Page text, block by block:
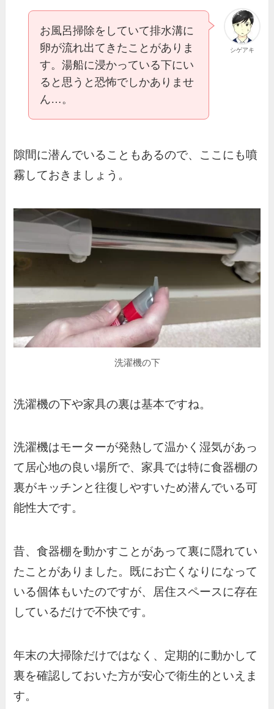
シゲアキ
お風呂掃除をしていて排水溝に
卵が流れ出てきたことがありま
す。湯船に浸かっている下にい
ると思うと恐怖でしかありませ
ん…。
隙間に潜んでいることもあるので、ここにも噴
霧しておきましょう。
洗濯機の下
洗濯機の下や家具の裏は基本ですね。
洗濯機はモーターが発熱して温かく湿気があっ
て居心地の良い場所で、家具では特に食器棚の
裏がキッチンと往復しやすいため潜んでいる可
能性大です。
昔、食器棚を動かすことがあって裏に隠れてい
たことがありました。既にお亡くなりになって
いる個体もいたのですが、居住スペースに存在
しているだけで不快です。
年末の大掃除だけではなく、定期的に動かして
裏を確認しておいた方が安心で衛生的といえま
す。